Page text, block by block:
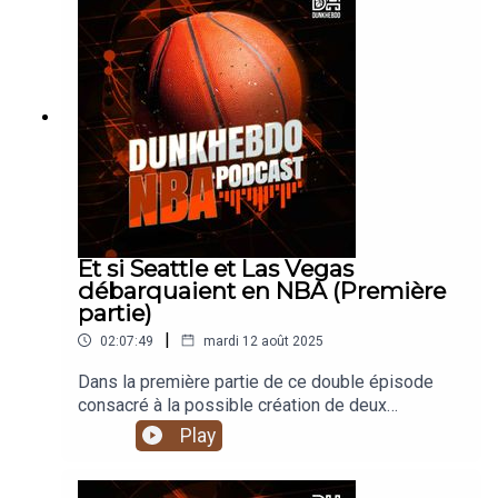
différente...Introduction - (0:00) Retour sur
l'épisode précédent et stratégies - (02:54)La
draft (14:17)Le bilan de la draft expansion
(1:16:15)
Et si Seattle et Las Vegas
débarquaient en NBA (Première
partie)
02:07:49 | mardi 12 août 2025
Dans la première partie de ce double épisode
consacré à la possible création de deux
franchises NBA, Madian et Ben s'attèlent à une
mission: protéger les joueurs des effectifs
actuels. Un mécanisme de protection obscur qui
Play